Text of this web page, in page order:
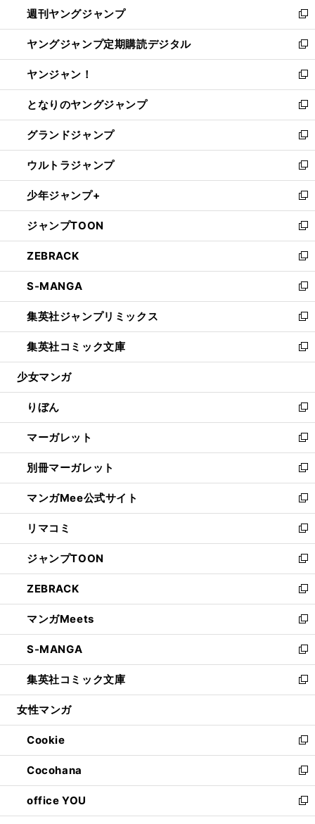
く
で
開
く
ド
ウ
で
開
く
ィ
ン
ド
ウ
で
開
く
週刊ヤングジャンプ
新
し
い
ウ
ィ
ン
ド
ウ
で
開
く
ヤングジャンプ定期購読デジタル
新
し
い
ウ
ィ
ン
ド
ウ
で
開
く
ヤンジャン！
新
し
い
ウ
ィ
ン
ド
ウ
で
開
く
となりのヤングジャンプ
新
し
い
ウ
ィ
ン
ド
ウ
で
開
く
グランドジャンプ
新
し
い
ウ
ィ
ン
ド
ウ
で
開
く
ウルトラジャンプ
新
し
い
ウ
ィ
ン
ド
ウ
で
開
く
少年ジャンプ+
新
し
い
ウ
ィ
ン
ド
ウ
で
開
く
ジャンプTOON
新
し
い
ウ
ィ
ン
ド
ウ
で
開
ZEBRACK
新
し
い
ウ
ィ
ン
ド
ウ
開
く
S-MANGA
新
し
い
ウ
ィ
ン
ウ
で
開
く
集英社ジャンプリミックス
新
し
い
ウ
ン
ド
ウ
で
開
く
集英社コミック文庫
新
し
ウ
ィ
ン
ド
ウ
で
開
く
少女マンガ
りぼん
新
し
い
ウ
ィ
ン
ド
ウ
で
開
く
マーガレット
新
し
い
ウ
ィ
ン
ド
ウ
で
開
く
別冊マーガレット
新
し
い
ウ
ィ
ン
ド
ウ
で
開
く
マンガMee公式サイト
新
し
い
ウ
ィ
ン
ド
ウ
で
開
く
リマコミ
新
し
い
ウ
ィ
ン
ド
ウ
で
開
く
ジャンプTOON
新
し
い
ウ
ィ
ン
ド
ウ
で
開
ZEBRACK
新
し
い
ウ
ィ
ン
ド
ウ
開
く
マンガMeets
新
し
い
ウ
ィ
ン
ウ
で
開
く
S-MANGA
新
し
い
ウ
ン
ド
ウ
で
開
く
集英社コミック文庫
新
し
ウ
ィ
ン
ド
ウ
で
開
女性マンガ
Cookie
新
し
い
ウ
ィ
ン
Cocohana
新
し
い
ウ
office YOU
新
し